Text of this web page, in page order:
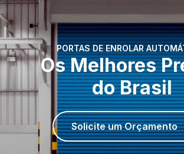
PORTAS DE ENROLAR
Os Melhores
do Brasil
Solicite um Orçamento